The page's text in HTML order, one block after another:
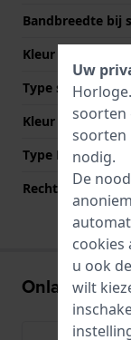
Bandbreedte bij
Kleur Band
Type sluiting
Kleur sluiting
Type Bevestiging
Rechte aanzet
Onlangs
Uw
soorten
soorten
nodig.
De
cookies
u ook
wilt